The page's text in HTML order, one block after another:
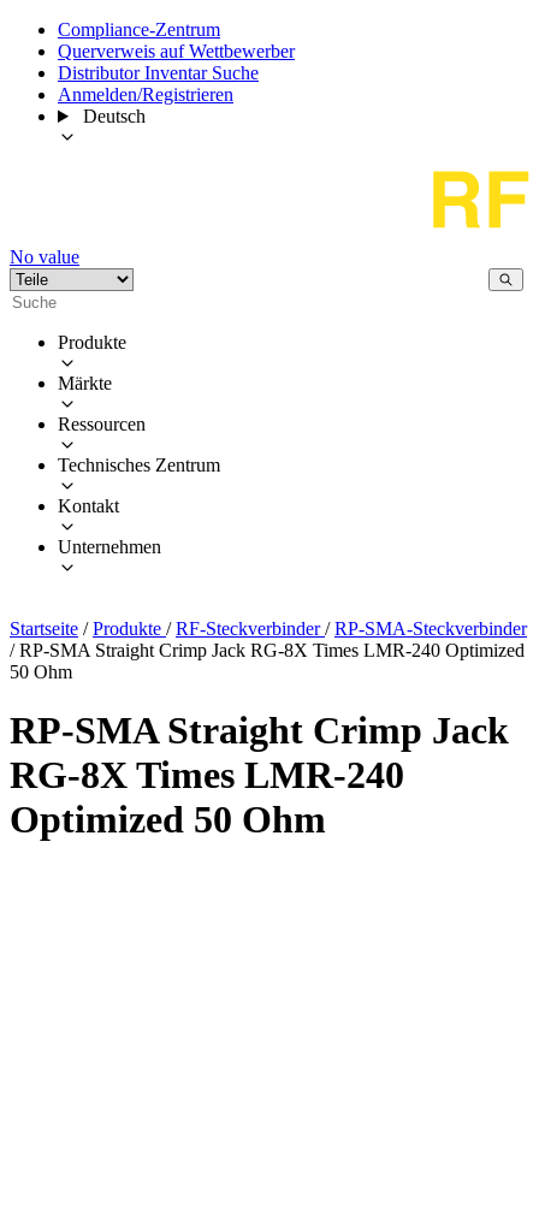
Compliance-Zentrum
Querverweis auf Wettbewerber
Distributor Inventar Suche
Anmelden/Registrieren
Deutsch
No value
Produkte
Märkte
Ressourcen
Technisches Zentrum
Kontakt
Unternehmen
Startseite / Produkte / RF-Steckverbinder/ RP-SMA-Steckverbinder
/ RP-SMA Straight Crimp Jack RG-8X Times LMR-240 Optimized
50 Ohm
RP-SMA Straight Crimp Jack
RG-8X Times LMR-240
Optimized 50 Ohm